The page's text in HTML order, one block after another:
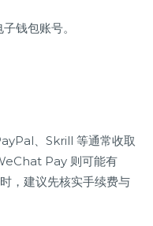
钱包账号。
、Skrill 等通常收取
Pay 则可能有
，建议先核实手续费与